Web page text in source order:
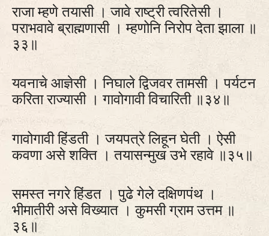
राजा म्हणे तयासी । जावे राष्ट्री त्वरितेसी ।
पराभवावे ब्राह्मणासी । म्हणोनि निरोप देता झाला ॥
३३॥
यवनाचे आज्ञेसी । निघाले द्विजवर तामसी । पर्यटन
करिता राज्यासी । गावोगावी विचारिती ॥३४॥
गावोगावी हिंडती । जयपत्रे लिहून घेती । ऐसी
कवणा असे शक्ति । तयासन्मुख उभे रहावे ॥३५॥
समस्त नगरे हिंडत । पुढे गेले दक्षिणपंथ ।
भीमातीरी असे विख्यात । कुमसी ग्राम उत्तम ॥
३६॥